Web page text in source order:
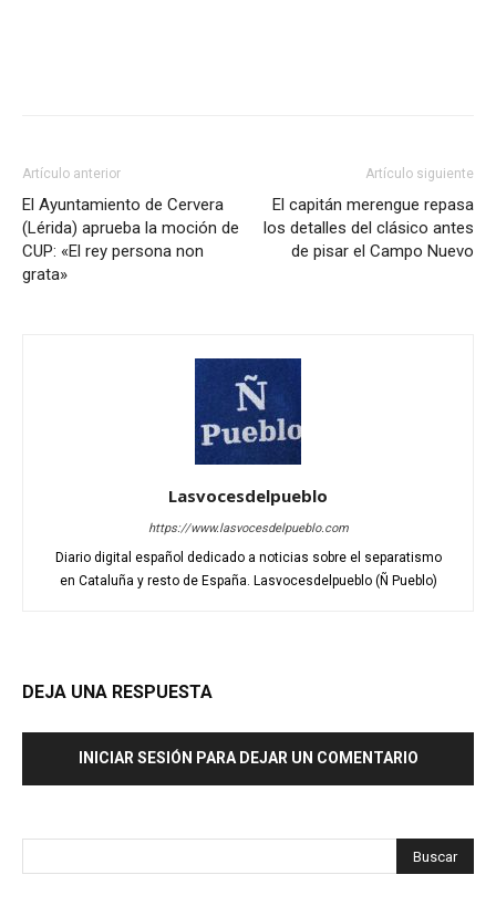
Artículo anterior
El Ayuntamiento de Cervera
(Lérida) aprueba la moción de
CUP: «El rey persona non
grata»
Artículo siguiente
El capitán merengue repasa
los detalles del clásico antes
de pisar el Campo Nuevo
Lasvocesdelpueblo
https://www.lasvocesdelpueblo.com
Diario digital español dedicado a noticias sobre el separatismo
en Cataluña y resto de España. Lasvocesdelpueblo (Ñ Pueblo)
DEJA UNA RESPUESTA
INICIAR SESIÓN PARA DEJAR UN COMENTARIO